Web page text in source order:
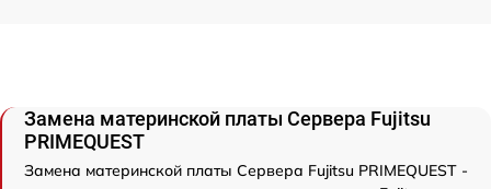
Замена материнской платы Сервера Fujitsu
PRIMEQUEST
Замена материнской платы Сервера Fujitsu PRIMEQUEST -